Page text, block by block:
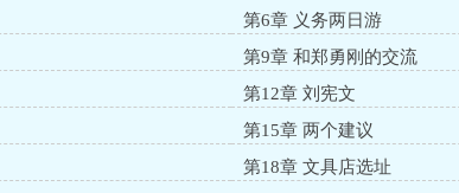
第6章 义务两日游
第9章 和郑勇刚的交流
第12章 刘宪文
第15章 两个建议
第18章 文具店选址